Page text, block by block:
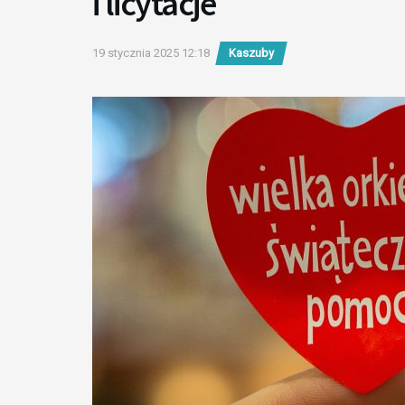
19 stycznia 2025 12:18 Kaszuby